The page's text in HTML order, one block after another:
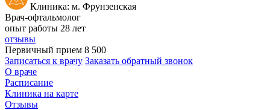
Клиника: м. Фрунзенская
Врач-офтальмолог
опыт работы 28 лет
отзывы
Первичный прием 8 500
Записаться к врачу Заказать обратный звонок
О враче
Расписание
Клиника на карте
Отзывы